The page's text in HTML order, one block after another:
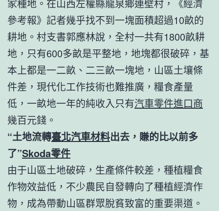
家種地。在山西左權縣龍泉鄉連壁村，《經濟
參考報》記者幾乎找不到一塊面積超過10畝的
耕地。村支書郭應林說，全村一共有1800畝耕
地，只有600多畝是平整地，地塊都很破碎，基
本上都是一二畝、二三畝一塊地，山區土壤條
件差，現代化工作技術也難推廣，糧食產量
低，一畝地一年的純收入只有汽車零件進口商
幾百元錢。
“土地流轉臺北汽車材料出去，賺的比以前多
了”Skoda零件
由于山區土地破碎，生產條件較差，種植糧食
作物效益低，不少農民自發轉向了種植經濟作
物，成為帶動山區群眾脫貧致富的重要渠道。